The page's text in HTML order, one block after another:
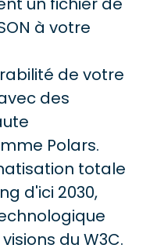
à votre
de votre
des
Polars.
totale
d'ici 2030,
du W3C.